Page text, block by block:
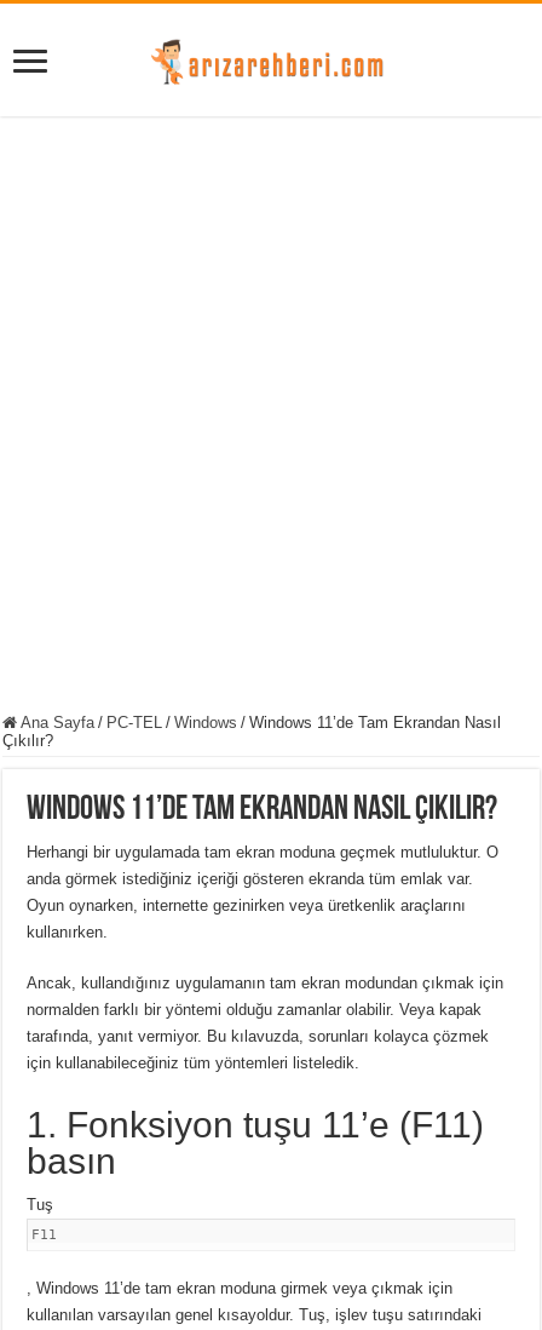
Ana Sayfa / PC-TEL / Windows / Windows 11’de Tam Ekrandan Nasıl
Çıkılır?
Windows 11’de Tam Ekrandan Nasıl Çıkılır?
Herhangi bir uygulamada tam ekran moduna geçmek mutluluktur.O
anda görmek istediğiniz içeriği gösteren ekranda tüm emlak var.
Oyun oynarken, internette gezinirken veya üretkenlik araçlarını
kullanırken.
Ancak, kullandığınız uygulamanın tam ekran modundan çıkmak için
normalden farklı bir yöntemi olduğu zamanlar olabilir.Veya kapak
tarafında, yanıt vermiyor. Bu kılavuzda, sorunları kolayca çözmek
için kullanabileceğiniz tüm yöntemleri listeledik.
1. Fonksiyon tuşu 11’e (F11)
basın
Tuş
F11
, Windows 11’de tam ekran moduna girmek veya çıkmak için
kullanılan varsayılan genel kısayoldur. Tuş, işlev tuşu satırındaki